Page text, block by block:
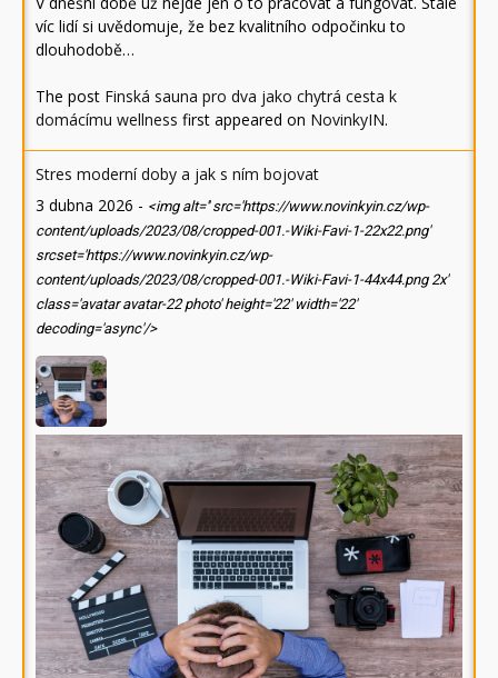
víc lidí si uvědomuje, že bez kvalitního odpočinku to
dlouhodobě…
The post Finská sauna pro dva jako chytrá cesta k
domácímu wellness first appeared on NovinkyIN.
Stres moderní doby a jak s ním bojovat
3 dubna 2026 - <img alt='' src='https://www.novinkyin.cz/wp-
content/uploads/2023/08/cropped-001.-Wiki-Favi-1-22x22.png'
srcset='https://www.novinkyin.cz/wp-
content/uploads/2023/08/cropped-001.-Wiki-Favi-1-44x44.png 2x'
class='avatar avatar-22 photo' height='22' width='22'
decoding='async'/>